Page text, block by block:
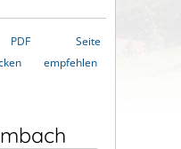
PDF
Seite
empfehlen